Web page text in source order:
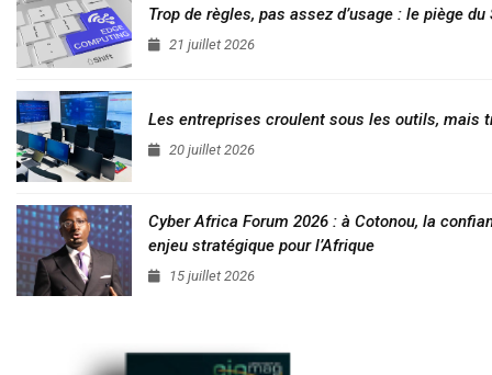
Trop de règles, pas assez d’usage : le piège du
21 juillet 2026
Les entreprises croulent sous les outils, mais
20 juillet 2026
Cyber Africa Forum 2026 : à Cotonou, la
enjeu stratégique pour l’Afrique
15 juillet 2026